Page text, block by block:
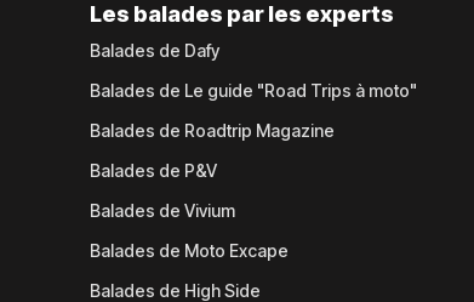
Les balades par les experts
Balades de Dafy
Balades de Le guide "Road Trips à moto"
Balades de Roadtrip Magazine
Balades de P&V
Balades de Vivium
Balades de Moto Excape
Balades de High Side